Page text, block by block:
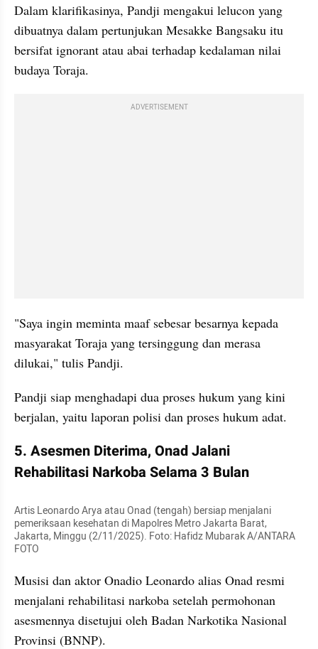
Dalam klarifikasinya, Pandji mengakui lelucon yang
dibuatnya dalam pertunjukan Mesakke Bangsaku itu
bersifat ignorant atau abai terhadap kedalaman nilai
budaya Toraja.
ADVERTISEMENT
"Saya ingin meminta maaf sebesar besarnya kepada
masyarakat Toraja yang tersinggung dan merasa
dilukai," tulis Pandji.
Pandji siap menghadapi dua proses hukum yang kini
berjalan, yaitu laporan polisi dan proses hukum adat.
5. Asesmen Diterima, Onad Jalani
Rehabilitasi Narkoba Selama 3 Bulan
Artis Leonardo Arya atau Onad (tengah) bersiap menjalani
pemeriksaan kesehatan di Mapolres Metro Jakarta Barat,
Jakarta, Minggu (2/11/2025). Foto: Hafidz Mubarak A/ANTARA
FOTO
Musisi dan aktor Onadio Leonardo alias Onad resmi
menjalani rehabilitasi narkoba setelah permohonan
asesmennya disetujui oleh Badan Narkotika Nasional
Provinsi (BNNP).